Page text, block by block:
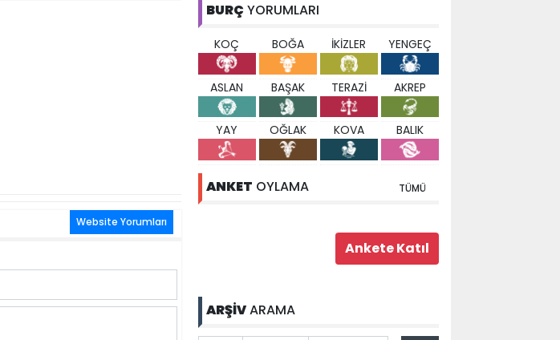
Website Yorumları
BURÇ YORUMLARI
KOÇ BOĞA İKİZLER YENGEÇ
ASLAN BAŞAK TERAZİ AKREP
YAY OĞLAK KOVA BALIK
ANKET OYLAMA TÜMÜ
ARŞİVARAMA